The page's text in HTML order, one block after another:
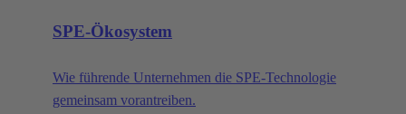
SPE-Ökosystem
Wie führende Unternehmen die SPE-Technologie
gemeinsam vorantreiben.